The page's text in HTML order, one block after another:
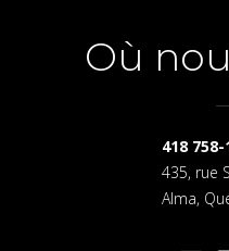
Où
418 758-
435, rue
Alma,